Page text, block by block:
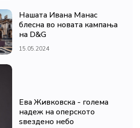
Нашата Ивана Манас
блесна во новата кампања
на D&G
15.05.2024
Ева Живковска - голема
надеж на оперското
ѕвездено небо